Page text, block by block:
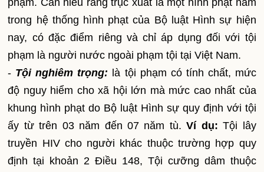
phạm. Cần hiểu rằng trục xuất là một hình phạt nằm
trong hệ thống hình phạt của Bộ luật Hình sự hiện
nay, có đặc điểm riêng và chỉ áp dụng đối với tội
phạm là người nước ngoài phạm tội tại Việt Nam.
- Tội nghiêm trọng: là tội phạm có tính chất, mức
độ nguy hiểm cho xã hội lớn mà mức cao nhất của
khung hình phạt do Bộ luật Hình sự quy định với tội
ấy từ trên 03 năm đến 07 năm tù.Ví dụ: Tội lây
truyền HIV cho người khác thuộc trường hợp quy
định tại khoản 2 Điều 148, Tội cưỡng dâm thuộc